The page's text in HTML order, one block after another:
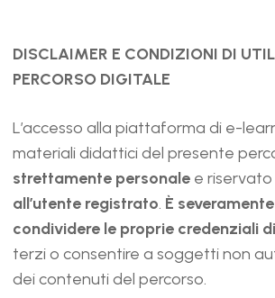
DISCLAIMER E CONDIZIONI DI
PERCORSO DIGITALE
L’accesso alla piattaforma di e-
materiali didattici del presente
strettamente personalee riservato
all’utente registrato. È
condividere le proprie credenziali
terzi o consentire a soggetti non
dei contenuti del percorso.